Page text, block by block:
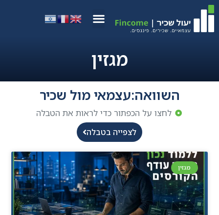
מגזין
השוואה:עצמאי מול שכיר
לחצו על הכפתור כדי לראות את הטבלה
לצפייה בטבלה
מגזין